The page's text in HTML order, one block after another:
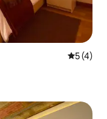
คะแนนเฉ
5 (4)